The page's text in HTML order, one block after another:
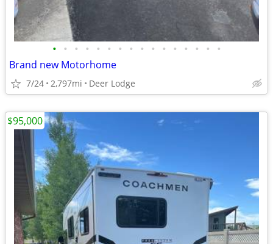
• • • • • • • • • • • • • • • •
Brand new Motorhome
7/24 2,797mi Deer Lodge
$95,000